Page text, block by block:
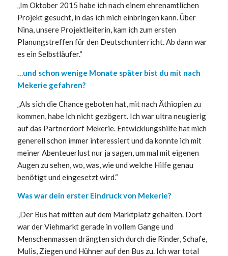
„Im Oktober 2015 habe ich nach einem ehrenamtlichen
Projekt gesucht, in das ich mich einbringen kann. Über
Nina, unsere Projektleiterin, kam ich zum ersten
Planungstreffen für den Deutschunterricht. Ab dann war
es ein Selbstläufer.“
…und schon wenige Monate später bist du mit nach
Mekerie gefahren?
„Als sich die Chance geboten hat, mit nach Äthiopien zu
kommen, habe ich nicht gezögert. Ich war ultra neugierig
auf das Partnerdorf Mekerie. Entwicklungshilfe hat mich
generell schon immer interessiert und da konnte ich mit
meiner Abenteuerlust nur ja sagen, um mal mit eigenen
Augen zu sehen, wo, was, wie und welche Hilfe genau
benötigt und eingesetzt wird.“
Was war dein erster Eindruck von Mekerie?
„Der Bus hat mitten auf dem Marktplatz gehalten. Dort
war der Viehmarkt gerade in vollem Gange und
Menschenmassen drängten sich durch die Rinder, Schafe,
Mulis, Ziegen und Hühner auf den Bus zu. Ich war total